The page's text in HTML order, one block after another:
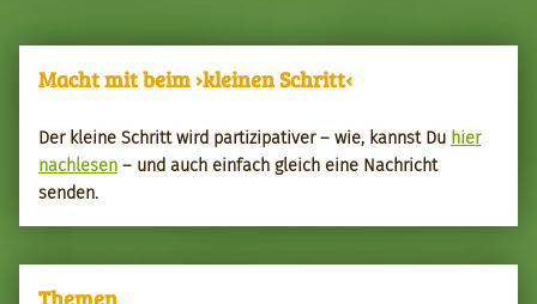
Macht mit beim ›kleinen Schritt‹
Der kleine Schritt wird par­tizipa­tiv­er – wie, kannst Du hier
nach­le­sen – und auch ein­fach gle­ich eine Nachricht
senden.